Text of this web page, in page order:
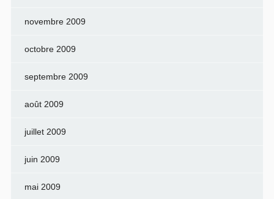
novembre 2009
octobre 2009
septembre 2009
août 2009
juillet 2009
juin 2009
mai 2009